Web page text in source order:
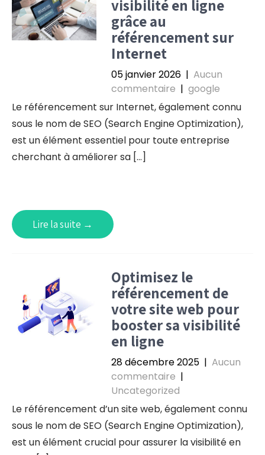
visibilité en ligne
grâce au
référencement sur
Internet
05 janvier 2026 | Aucun
commentaire | google
Le référencement sur Internet, également connu
sous le nom de SEO (Search Engine Optimization),
est un élément essentiel pour toute entreprise
cherchant à améliorer sa […]
Lire la suite →
Optimisez le
référencement de
votre site web pour
booster sa visibilité
en ligne
28 décembre 2025 | Aucun
commentaire |
Uncategorized
Le référencement d’un site web, également connu
sous le nom de SEO (Search Engine Optimization),
est un élément crucial pour assurer la visibilité en